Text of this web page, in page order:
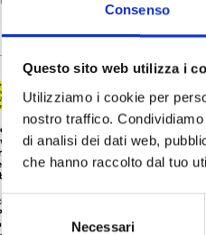
Consenso
Questo sito web utilizza i
Utilizziamo i cookie per
nostro traffico.
di analisi dei dati web,
che hanno raccolto dal tuo
Selezione
del
Necessari